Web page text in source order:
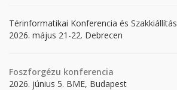
Térinformatikai Konferencia és Szakkiállítás
2026. május 21-22. Debrecen
Foszforgézu konferencia
2026. június 5. BME, Budapest